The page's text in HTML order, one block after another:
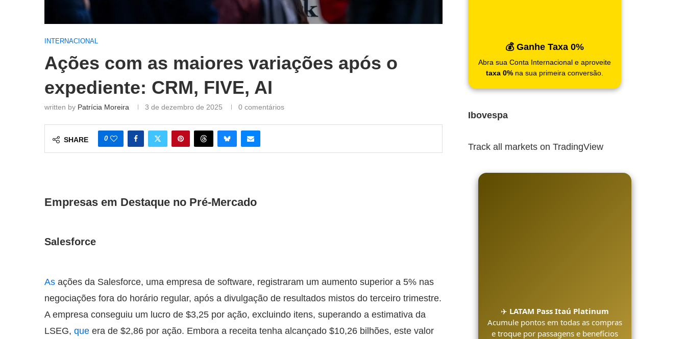
INTERNACIONAL
Ações com as maiores variações após o
expediente: CRM, FIVE, AI
written by Patrícia Moreira 3 de dezembro de 2025 0 comentários
SHARE 0
Empresas em Destaque no Pré-Mercado
Salesforce
As ações da Salesforce, uma empresa de software, registraram um aumento superior a 5% nas
negociações fora do horário regular, após a divulgação de resultados mistos do terceiro trimestre.
A empresa conseguiu um lucro de $3,25 por ação, excluindo itens, superando a estimativa da
LSEG, que era de $2,86 por ação. Embora a receita tenha alcançado $10,26 bilhões, este valor
💰 Ganhe Taxa 0%
Abra sua Conta Internacional e aproveite
taxa 0% na sua primeira conversão.
Ibovespa
Track all markets on TradingView
✈️ LATAM Pass Itaú Platinum
Acumule pontos em todas as compras
e troque por passagens e benefícios